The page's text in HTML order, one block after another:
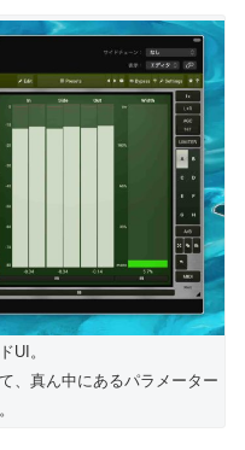
UI。
、真ん中にあるパラメーター